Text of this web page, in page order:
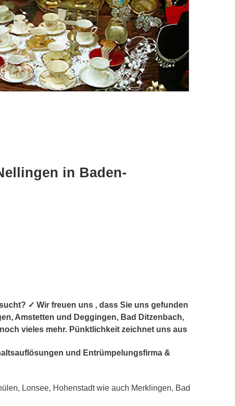
in Baden-
✓ Wir freuen uns , dass Sie uns gefunden
Amstetten und Deggingen, Bad Ditzenbach,
vieles mehr. Pünktlichkeit zeichnet uns aus
und Entrümpelungsfirma &
Lonsee, Hohenstadt wie auch Merklingen, Bad